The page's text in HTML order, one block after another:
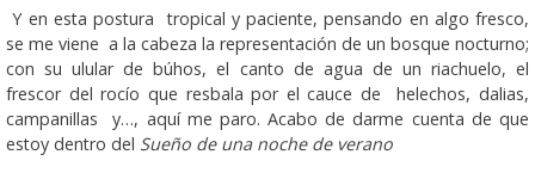
Y en esta postura tropical y paciente, pensando en algo fresco,
se me viene a la cabeza la representación de un bosque nocturno;
con su ulular de búhos, el canto de agua de un riachuelo, el
frescor del rocío que resbala por el cauce de helechos, dalias,
campanillas y…, aquí me paro. Acabo de darme cuenta de que
estoy dentro del Sueño de una noche de verano